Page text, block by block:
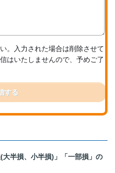
。入力された場合は削除させて
はいたしませんので、予めご了
する
大半損、小半損)」「一部損」の